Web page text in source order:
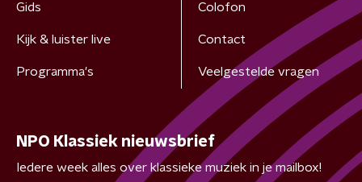
Gids
Kijk & luister live
Programma's
Colofon
Contact
Veelgestelde vragen
NPO Klassiek nieuwsbrief
Iedere week alles over klassieke muziek in je mailbox!